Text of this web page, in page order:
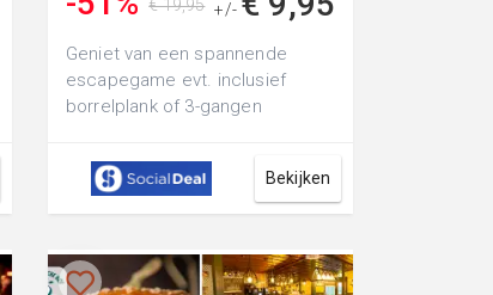
+/-
€ 19,95
Geniet van een spannende
escapegame evt. inclusief
borrelplank of 3-gangen
Hof: of ga voor een ...
Bekijken